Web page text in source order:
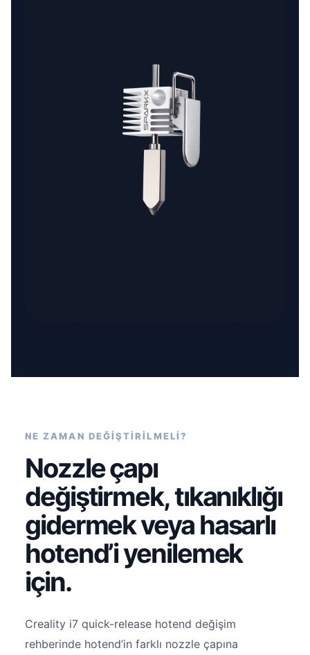
NE ZAMAN DEĞİŞTİRİLMELİ?
Nozzle çapı
değiştirmek, tıkanıklığı
gidermek veya hasarlı
hotend’i yenilemek
için.
Creality i7 quick-release hotend değişim
rehberinde hotend’in farklı nozzle çapına